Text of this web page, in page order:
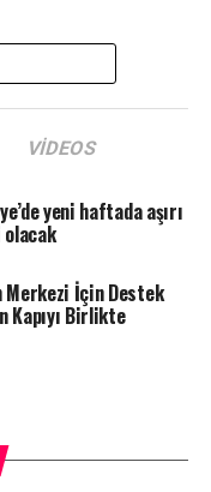
VIDEOS
yeni haftada aşırı
olacak
Merkezi İçin Destek
Kapıyı Birlikte